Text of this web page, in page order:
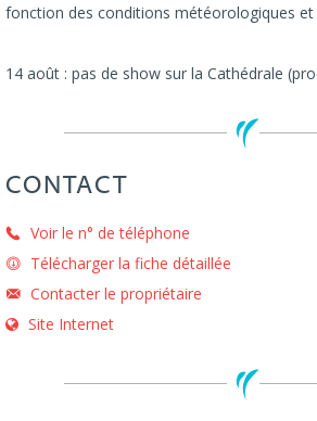
fonction des conditions météorologiques et
14 août : pas de show sur la Cathédrale
CONTACT
Voir le n° de téléphone
Télécharger la fiche détaillée
Contacter le propriétaire
Site Internet